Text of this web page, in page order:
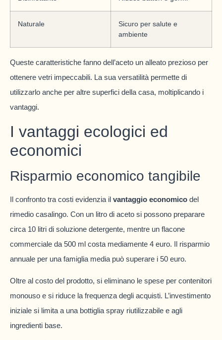
Naturale
Sicuro per salute e
ambiente
Queste caratteristiche fanno dell’aceto un alleato prezioso per
ottenere vetri impeccabili. La sua versatilità permette di
utilizzarlo anche per altre superfici della casa, moltiplicando i
vantaggi.
I vantaggi ecologici ed
economici
Risparmio economico tangibile
Il confronto tra costi evidenzia il vantaggio economico del
rimedio casalingo. Con un litro di aceto si possono preparare
circa 10 litri di soluzione detergente, mentre un flacone
commerciale da 500 ml costa mediamente 4 euro. Il risparmio
annuale per una famiglia media può superare i 50 euro.
Oltre al costo del prodotto, si eliminano le spese per contenitori
monouso e si riduce la frequenza degli acquisti. L’investimento
iniziale si limita a una bottiglia spray riutilizzabile e agli
ingredienti base.